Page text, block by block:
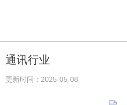
通讯行业
更新时间：2025-05-08